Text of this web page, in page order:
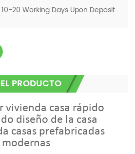
10-20 Working Days Upon Deposit
PRODUCTO
vivienda casa rápido
diseño de la casa
casas prefabricadas
modernas